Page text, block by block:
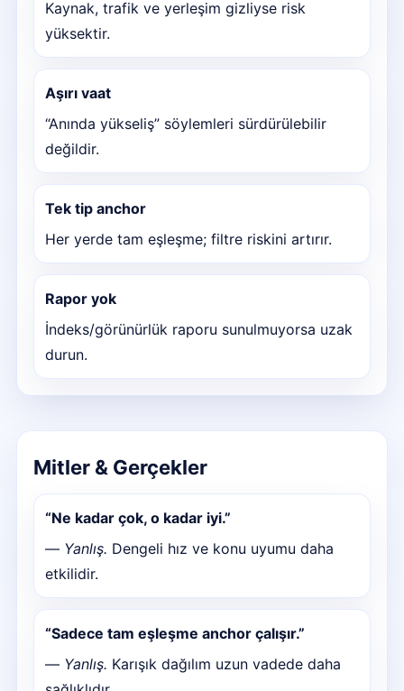
Kaynak, trafik ve yerleşim gizliyse risk
yüksektir.
Aşırı vaat
“Anında yükseliş” söylemleri sürdürülebilir
değildir.
Tek tip anchor
Her yerde tam eşleşme; filtre riskini artırır.
Rapor yok
İndeks/görünürlük raporu sunulmuyorsa uzak
durun.
Mitler & Gerçekler
“Ne kadar çok, o kadar iyi.”
— Yanlış. Dengeli hız ve konu uyumu daha
etkilidir.
“Sadece tam eşleşme anchor çalışır.”
— Yanlış. Karışık dağılım uzun vadede daha